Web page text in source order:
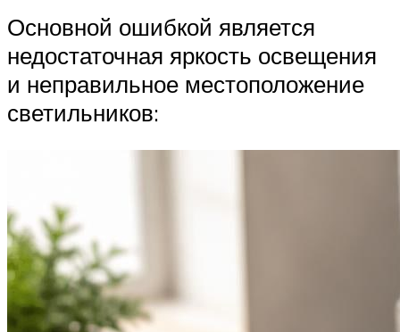
Основной ошибкой является
недостаточная яркость освещения
и неправильное местоположение
светильников: